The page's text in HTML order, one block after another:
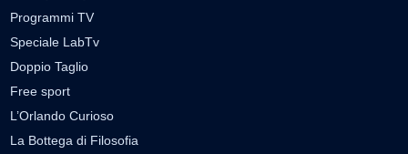
Programmi TV
Speciale LabTv
Doppio Taglio
Free sport
L’Orlando Curioso
La Bottega di Filosofia